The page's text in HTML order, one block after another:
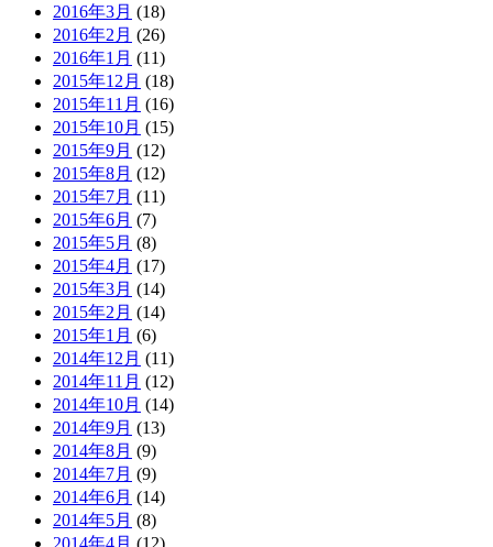
2016年3月 (18)
2016年2月 (26)
2016年1月 (11)
2015年12月 (18)
2015年11月 (16)
2015年10月 (15)
2015年9月 (12)
2015年8月 (12)
2015年7月 (11)
2015年6月 (7)
2015年5月 (8)
2015年4月 (17)
2015年3月 (14)
2015年2月 (14)
2015年1月 (6)
2014年12月 (11)
2014年11月 (12)
2014年10月 (14)
2014年9月 (13)
2014年8月 (9)
2014年7月 (9)
2014年6月 (14)
2014年5月 (8)